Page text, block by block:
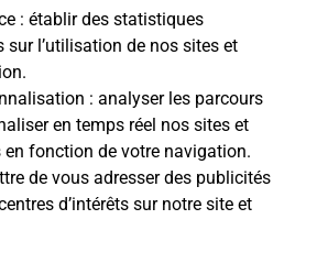
: établir des statistiques
sur l’utilisation de nos sites et
: analyser les parcours
en temps réel nos sites et
fonction de votre navigation.
de vous adresser des publicités
d’intérêts sur notre site et
posées
d’une photocopie ?